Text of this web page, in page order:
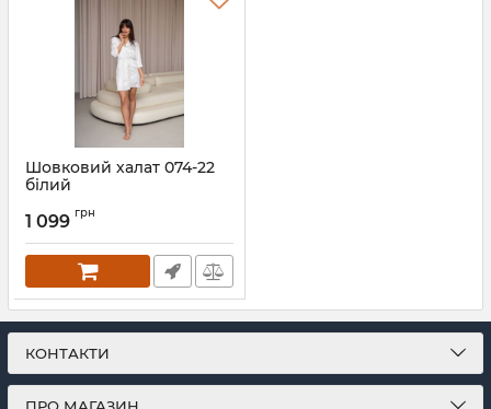
Шовковий халат 074-22
білий
1 099 грн
КОНТАКТИ